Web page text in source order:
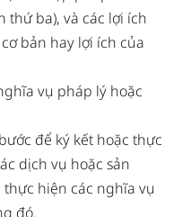
thứ ba), và các lợi ích
bản hay lợi ích của
vụ pháp lý hoặc
để ký kết hoặc thực
dịch vụ hoặc sản
hiện các nghĩa vụ
đó.